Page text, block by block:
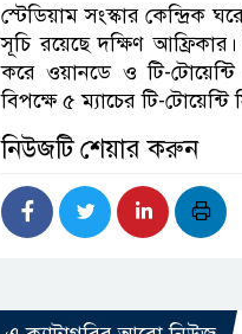
স্টেডিয়াম সংস্কার কেন্দ্রিক
সূচি রয়েছে দক্ষিণ
করে ওয়ানডে ও টি-
বিপক্ষে ৫ ম্যাচের টি-
নিউজটি শেয়ার করুন